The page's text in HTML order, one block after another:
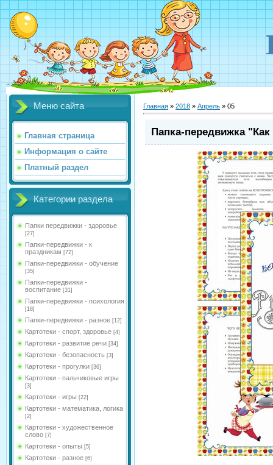
Меню сайта
Главная страница
Информация о сайте
Платный раздел
Категории раздела
Папки передвижки - здоровье
[27]
Папки-передвижки - к
праздникам [72]
Папки-передвижки - обучение
[35]
Папки-передвижки -
воспитание [31]
Папки-передвижки - психология
[18]
Папки-передвижки - разное [12]
Картотеки - спорт, здоровье [4]
Картотеки - развитие речи [34]
Картотеки - безопасность [3]
Картотеки - прогулки [36]
Картотеки - пальчиковые игры
[3]
Картотеки - игры [22]
Картотеки - математика, логика
[2]
Картотеки - художественное
слово [7]
Картотеки - опыты [5]
Картотеки - разное [6]
Главная » 2018 » Апрель » 05
Папка-передвижка